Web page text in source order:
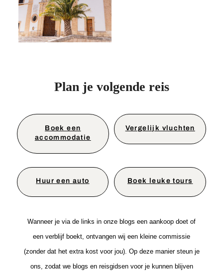
Plan je volgende reis
Boek een
accommodatie
Vergelijk vluchten
Huur een auto Boek leuke tours
Wanneer je via de links in onze blogs een aankoop doet of
een verblijf boekt, ontvangen wij een kleine commissie
(zonder dat het extra kost voor jou). Op deze manier steun je
ons, zodat we blogs en reisgidsen voor je kunnen blijven